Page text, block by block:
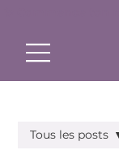
Tous les posts